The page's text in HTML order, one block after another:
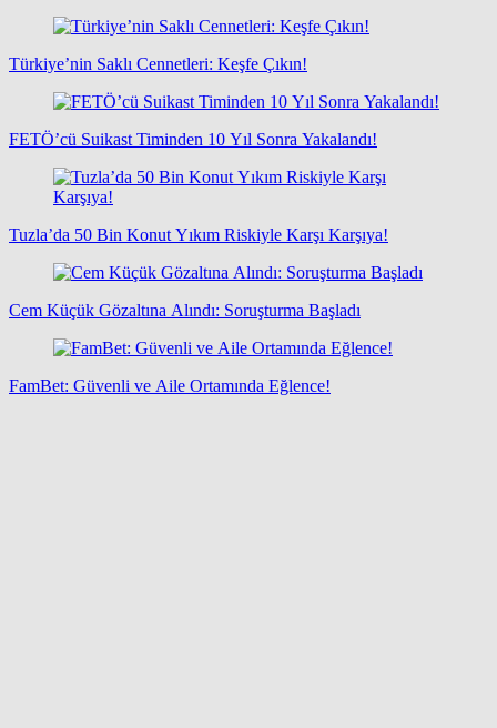
Türkiye’nin Saklı Cennetleri: Keşfe Çıkın!
FETÖ’cü Suikast Timinden 10 Yıl Sonra Yakalandı!
Tuzla’da 50 Bin Konut Yıkım Riskiyle Karşı Karşıya!
Cem Küçük Gözaltına Alındı: Soruşturma Başladı
FamBet: Güvenli ve Aile Ortamında Eğlence!